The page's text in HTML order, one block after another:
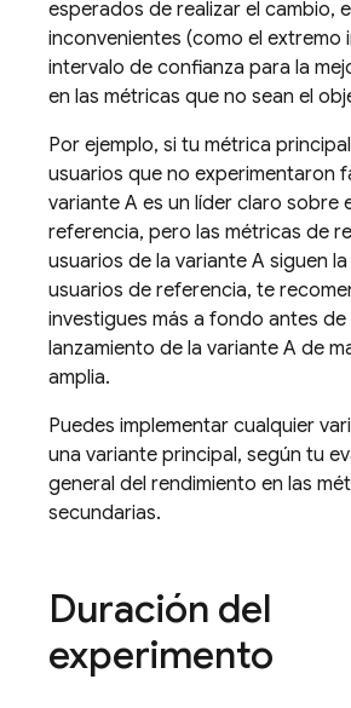
esperados de realizar el cambio,
inconvenientes (como el extremo
intervalo de confianza para la
en las métricas que no sean el
Por ejemplo, si tu métrica
usuarios que no experimentaron
variante A es un líder claro sobre
referencia, pero las métricas de
usuarios de la variante A siguen
usuarios de referencia, te
investigues más a fondo antes de
lanzamiento de la variante A de
amplia.
Puedes implementar cualquier
una variante principal, según tu
general del rendimiento en las
secundarias.
Duración del
experimento